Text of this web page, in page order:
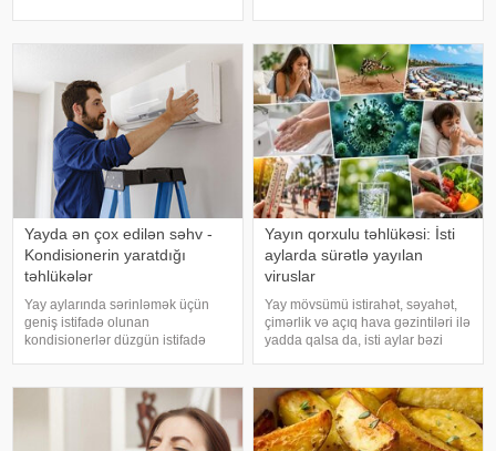
artdığını deyib. İnsult ciddi və
müşahidə edir. Bu isə təkcə esteti
Yayda ən çox edilən səhv -
Kondisionerin yaratdığı
təhlükələr
Yay aylarında sərinləmək üçün
geniş istifadə olunan
kondisionerlər düzgün istifadə
xəbər verir ki, ani temperatur
dəyişiklikləri, quru hava və
baxımsız kondisionerlərd
Yayın qorxulu təhlükəsi: İsti
aylarda sürətlə yayılan
viruslar
Yay mövsümü istirahət, səyahət,
çimərlik və açıq hava gəzintiləri ilə
yadda qalsa da, isti aylar bəzi
Buna səbəb təkcə yüksək
temperatur deyil. Açıq havad